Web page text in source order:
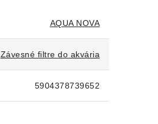
AQUA NOVA
Závesné filtre do akvária
5904378739652